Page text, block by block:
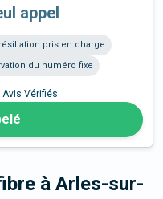
appel
pris en charge
du numéro fixe
Avis Vérifiés
à Arles-sur-